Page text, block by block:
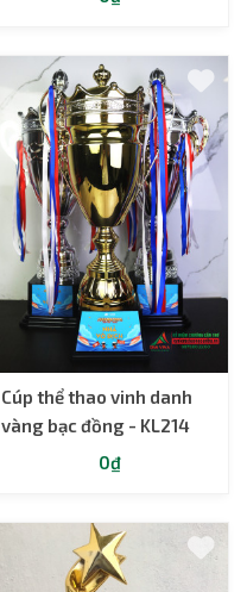
Cúp thể thao vinh danh
vàng bạc đồng - KL214
0₫